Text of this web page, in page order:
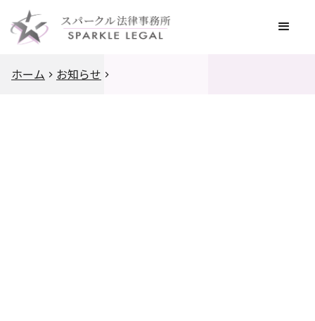
ホーム お知らせ